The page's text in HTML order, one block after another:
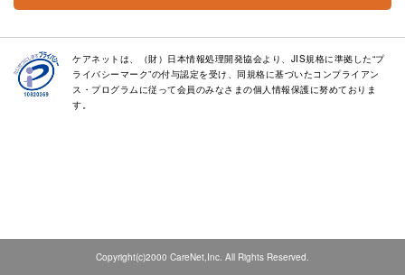
ケアネットは、（財）日本情報処理開発協会より、JIS規格に準拠した“プ
ライバシーマーク”の付与認定を受け、同規格に基づいたコンプライアン
ス・プログラムに従って会員のみなさまの個人情報保護に努めておりま
す。
Copyright(c)2000 CareNet,Inc. All Rights Reserved.